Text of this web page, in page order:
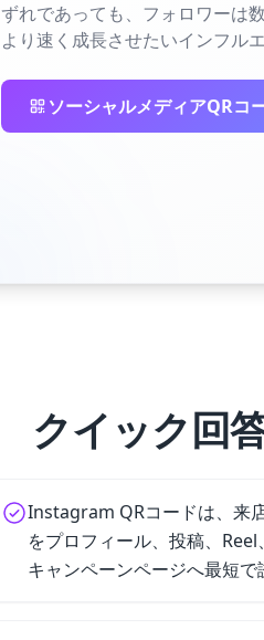
ずれであっても、フォロワーは
より速く成長させたいインフル
ソーシャルメディアQRコ
クイック回
Instagram QRコードは、来
をプロフィール、投稿、Reel
キャンペーンページへ最短